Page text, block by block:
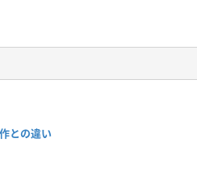
との違い